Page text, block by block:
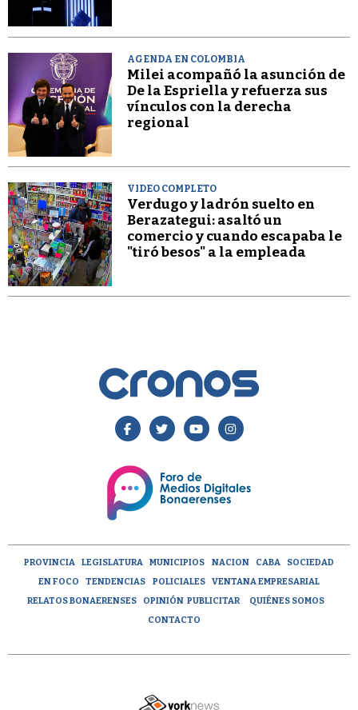
AGENDA EN COLOMBIA
Milei acompañó la asunción de
De la Espriella y refuerza sus
vínculos con la derecha
regional
VIDEO COMPLETO
Verdugo y ladrón suelto en
Berazategui: asaltó un
comercio y cuando escapaba le
"tiró besos" a la empleada
PROVINCIA LEGISLATURA MUNICIPIOS NACION CABA
SOCIEDAD
EN FOCO
TENDENCIAS POLICIALES
VENTANA EMPRESARIAL
RELATOS BONAERENSES
OPINIÓN PUBLICITAR
QUIÉNES SOMOS
CONTACTO